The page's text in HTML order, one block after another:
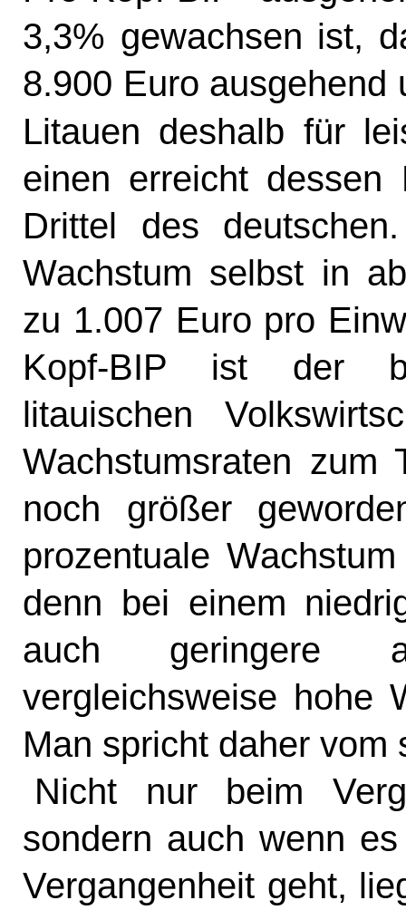
3,3% gewachsen ist,
8.900 Euro ausgehend
Litauen deshalb für
einen erreicht dessen
Drittel des
Wachstum selbst in
zu 1.007 Euro pro
Kopf-BIP ist der
litauischen
Wachstumsraten
noch größer
prozentuale
denn bei einem
auch geringere
vergleichsweise hohe
Man spricht daher vom
Nicht nur beim
sondern auch wenn
Vergangenheit geht,